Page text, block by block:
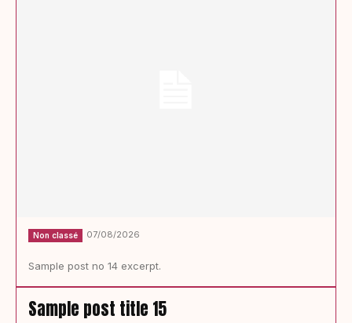
Non classé 07/08/2026
Sample post no 14 excerpt.
Sample post title 15